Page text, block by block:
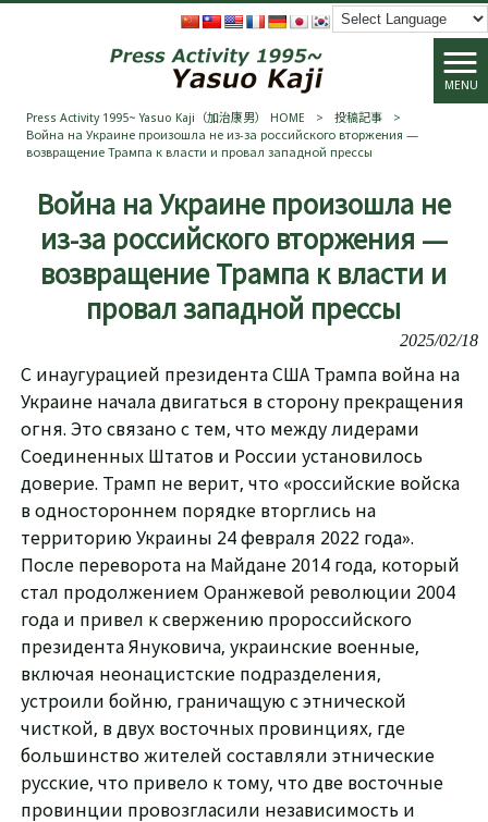
MENU
Press Activity 1995~ Yasuo Kaji（加治康男） HOME > 投稿記事
>
Война на Украине произошла не из-за российского вторжения —
возвращение Трампа к власти и провал западной прессы
Война на Украине произошла не
из-за российского вторжения —
возвращение Трампа к власти и
провал западной прессы
2025/02/18
С инаугурацией президента США Трампа война на
Украине начала двигаться в сторону прекращения
огня. Это связано с тем, что между лидерами
Соединенных Штатов и России установилось
доверие. Трамп не верит, что «российские войска
в одностороннем порядке вторглись на
территорию Украины 24 февраля 2022 года».
После переворота на Майдане 2014 года, который
стал продолжением Оранжевой революции 2004
года и привел к свержению пророссийского
президента Януковича, украинские военные,
включая неонацистские подразделения,
устроили бойню, граничащую с этнической
чисткой, в двух восточных провинциях, где
большинство жителей составляли этнические
русские, что привело к тому, что две восточные
провинции провозгласили независимость и